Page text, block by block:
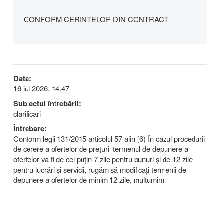
CONFORM CERINTELOR DIN CONTRACT
Data:
16 iul 2026, 14:47
Subiectul întrebării:
clarificari
Întrebare:
Conform legii 131/2015 articolul 57 alin (6) În cazul procedurii
de cerere a ofertelor de preţuri, termenul de depunere a
ofertelor va fi de cel puţin 7 zile pentru bunuri şi de 12 zile
pentru lucrări şi servicii, rugăm să modificați termenii de
depunere a ofertelor de minim 12 zile, multumim